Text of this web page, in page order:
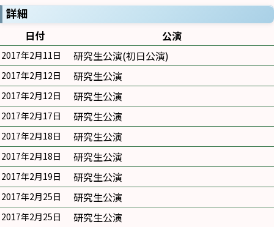
詳細
日付 公演
2017年2月11日 研究生公演(初日公演)
2017年2月12日 研究生公演
2017年2月12日 研究生公演
2017年2月17日 研究生公演
2017年2月18日 研究生公演
2017年2月18日 研究生公演
2017年2月19日 研究生公演
2017年2月25日 研究生公演
2017年2月25日 研究生公演